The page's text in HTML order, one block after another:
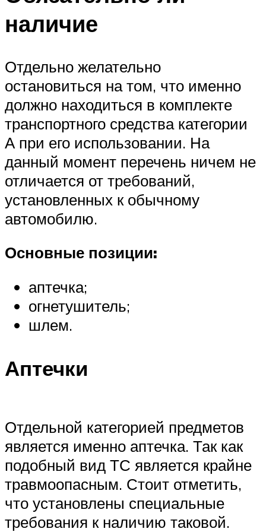
наличие
Отдельно желательно
остановиться на том, что именно
должно находиться в комплекте
транспортного средства категории
А при его использовании. На
данный момент перечень ничем не
отличается от требований,
установленных к обычному
автомобилю.
Основные позиции:
аптечка;
огнетушитель;
шлем.
Аптечки
Отдельной категорией предметов
является именно аптечка. Так как
подобный вид ТС является крайне
травмоопасным. Стоит отметить,
что установлены специальные
требования к наличию таковой.